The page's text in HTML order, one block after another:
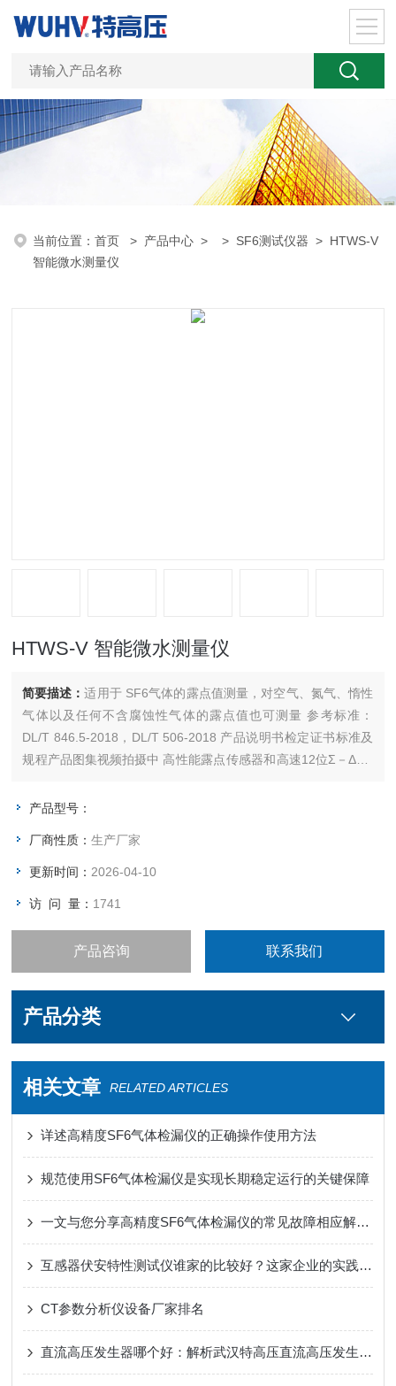
当前位置：首页 > 产品中心 > > SF6测试仪器 > HTWS-V
智能微水测量仪
HTWS-V 智能微水测量仪
简要描述：适用于 SF6气体的露点值测量，对空气、氮气、惰性
气体以及任何不含腐蚀性气体的露点值也可测量 参考标准：
DL/T 846.5-2018，DL/T 506-2018 产品说明书检定证书标准及
规程产品图集视频拍摄中 高性能露点传感器和高速12位Σ－ΔAD
滤装置，不受灰尘粒子和大多数化学物污染的影响 注：关于产品
产品型号：
厂商性质：生产厂家
更新时间： 2026-04-10
访 问 量： 1741
产品咨询 联系我们
产品分类
相关文章 RELATED ARTICLES
详述高精度SF6气体检漏仪的正确操作使用方法
规范使用SF6气体检漏仪是实现长期稳定运行的关键保障
一文与您分享高精度SF6气体检漏仪的常见故障相应解决方法
互感器伏安特性测试仪谁家的比较好？这家企业的实践案例告诉你答案
CT参数分析仪设备厂家排名
直流高压发生器哪个好：解析武汉特高压直流高压发生器的稳定表现